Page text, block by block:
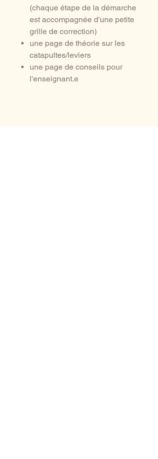
(chaque étape de la démarche
est accompagnée d'une petite
grille de correction)
une page de théorie sur les
catapultes/leviers
une page de conseils pour
l'enseignant.e